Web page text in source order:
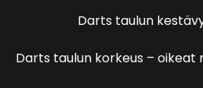
Darts taulun
Darts taulun korkeus –